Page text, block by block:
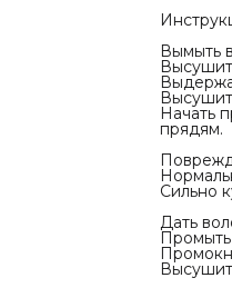
Вымыть
Начать
прядям.
Сильно
Дать